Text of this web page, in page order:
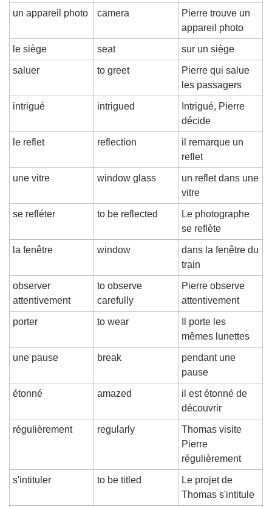
un appareil photo camera
Pierre trouve un
appareil photo
le siège seat sur un siège
saluer to greet
Pierre qui salue
les passagers
intrigué intrigued
Intrigué, Pierre
décide
le reflet reflection
il remarque un
reflet
une vitre window glass
un reflet dans une
vitre
se refléter to be reflected
Le photographe
se reflète
la fenêtre window
dans la fenêtre du
train
observer
attentivement
to observe
carefully
Pierre observe
attentivement
porter to wear
Il porte les
mêmes lunettes
une pause break
pendant une
pause
étonné amazed
il est étonné de
découvrir
régulièrement regularly
Thomas visite
Pierre
régulièrement
s'intituler to be titled
Le projet de
Thomas s'intitule